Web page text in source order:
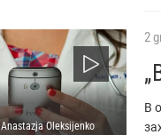
Anastazja Oleksijenko
В
2